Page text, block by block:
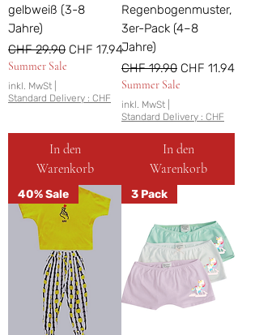
gelbweiß (3-8
Jahre)
Standardpreis
CHF 29.90 Sale-Preis
CHF 17.94
Summer Sale
inkl. MwSt
Standard Delivery : CHF
In den
Warenkorb
Regenbogenmuster,
3er-Pack (4–8
Jahre)
Standardpreis
CHF 19.90 Sale-Preis
CHF 11.94
Summer Sale
inkl. MwSt
Standard Delivery : CHF
In den
Warenkorb
40% Sale 3 Pack